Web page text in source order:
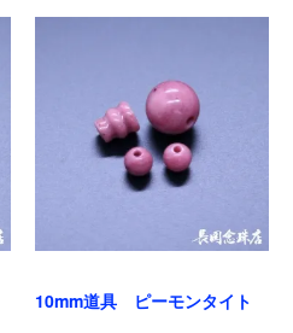
10mm道具 ピーモンタイト